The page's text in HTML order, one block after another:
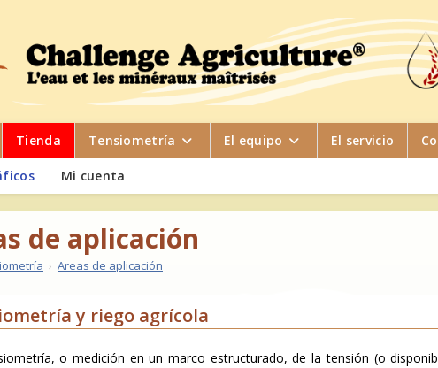
Tienda Tensiometría El equipo El servicio
Mi cuenta
de aplicación
› Areas de aplicación
y riego agrícola
o medición en un marco estructurado, de la tensión (o